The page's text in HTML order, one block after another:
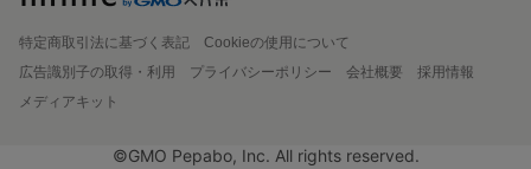
特定商取引法に基づく表記
Cookieの使用について
広告識別子の取得・利用
プライバシーポリシー 会社概要
採用情報
メディアキット
©GMO Pepabo, Inc. All rights reserved.